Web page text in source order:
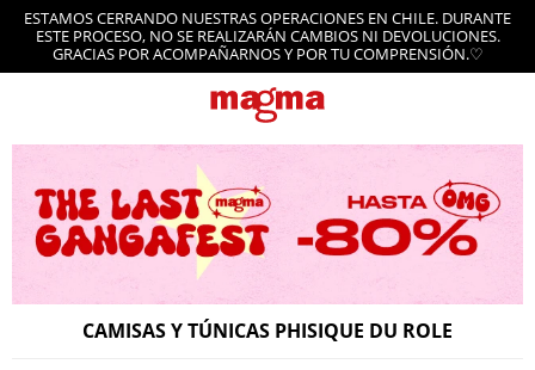
ESTAMOS CERRANDO NUESTRAS OPERACIONES EN CHILE. DURANTE
ESTE PROCESO, NO SE REALIZARÁN CAMBIOS NI DEVOLUCIONES.
GRACIAS POR ACOMPAÑARNOS Y POR TU COMPRENSIÓN.♡
CAMISAS Y TÚNICAS PHISIQUE DU ROLE